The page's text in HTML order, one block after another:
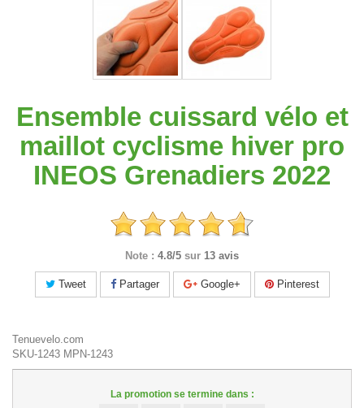
Ensemble cuissard vélo et
maillot cyclisme hiver pro
INEOS Grenadiers 2022
Note : 4.8/5 sur 13 avis
Tweet Partager Google+ Pinterest
Tenuevelo.com
SKU-1243 MPN-1243
La promotion se termine dans :